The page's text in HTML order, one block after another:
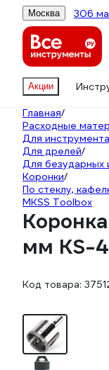
Москва 306
Акции
Главная/
Расходные
Для инструмента
Для дрелей/
Для безударных
Коронки/
По стеклу,
MKSS Toolbox
мм KS-
Код товара: